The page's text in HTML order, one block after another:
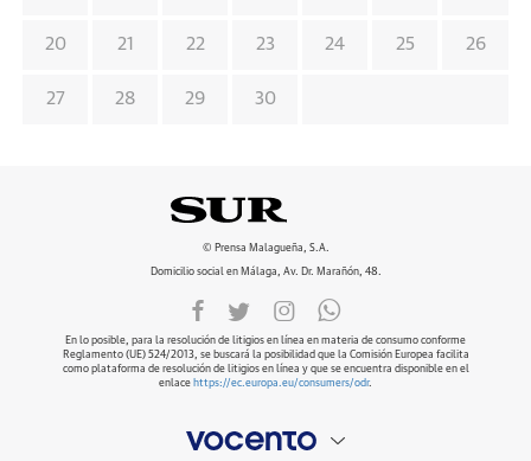
20 21 22 23 24 25 26
27 28 29 30
© Prensa Malagueña, S.A.
Domicilio social en Málaga, Av. Dr. Marañón, 48.
En lo posible, para la resolución de litigios en línea en materia de consumo conforme
Reglamento (UE) 524/2013, se buscará la posibilidad que la Comisión Europea facilita
como plataforma de resolución de litigios en línea y que se encuentra disponible en el
enlace https://ec.europa.eu/consumers/odr.